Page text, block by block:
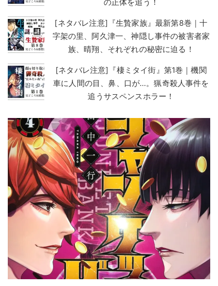
の正体を追う！
[ネタバレ注意]『生贄家族』最新第8巻｜十
字架の里、阿久津一、神隠し事件の被害者家
族、晴翔、それぞれの秘密に迫る！
[ネタバレ注意]『棲ミタイ街』第1巻｜機関
車に人間の目、鼻、口が…。猟奇殺人事件を
追うサスペンスホラー！